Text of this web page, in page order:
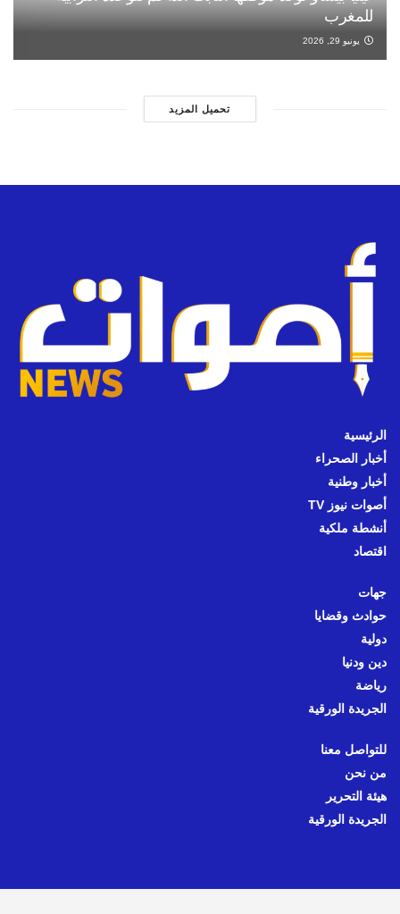
للمغرب
يونيو 29, 2026
تحميل المزيد
الرئيسية
أخبار الصحراء
أخبار وطنية
أصوات نيوز TV
أنشطة ملكية
اقتصاد
جهات
حوادث وقضايا
دولية
دين ودنيا
رياضة
الجريدة الورقية
للتواصل معنا
من نحن
هيئة التحرير
الجريدة الورقية